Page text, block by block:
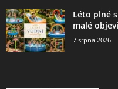
Léto plné
malé
7 srpna 2026